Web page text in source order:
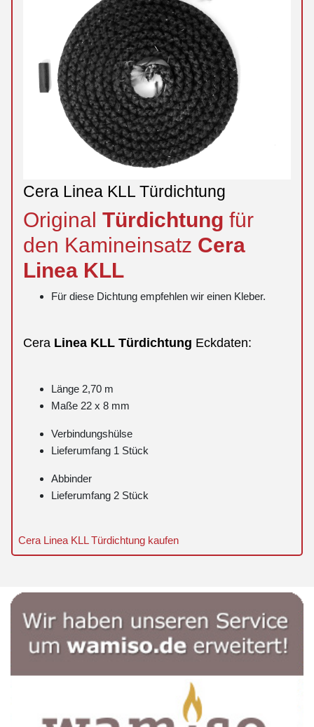
Cera Linea KLL Türdichtung
Original Türdichtung für
den Kamineinsatz Cera
Linea KLL
Für diese Dichtung empfehlen wir einen Kleber.
Cera Linea KLL Türdichtung Eckdaten:
Länge 2,70 m
Maße 22 x 8 mm
Verbindungshülse
Lieferumfang 1 Stück
Abbinder
Lieferumfang 2 Stück
Cera Linea KLL Türdichtung kaufen